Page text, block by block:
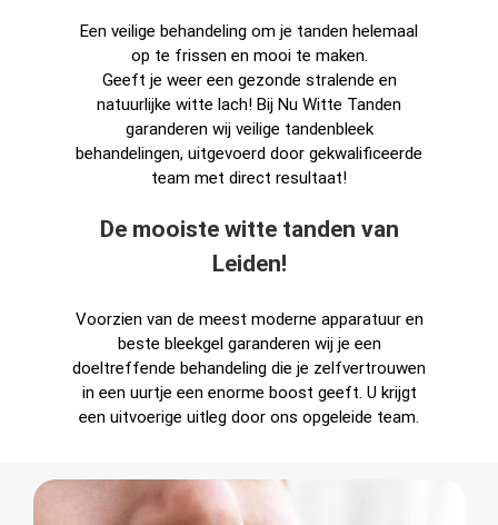
Een veilige behandeling om je tanden helemaal
op te frissen en mooi te maken.
Geeft je weer een gezonde stralende en
natuurlijke witte lach! Bij Nu Witte Tanden
garanderen wij veilige tandenbleek
behandelingen, uitgevoerd door gekwalificeerde
team met direct resultaat!
De mooiste witte tanden van
Leiden!
Voorzien van de meest moderne apparatuur en
beste bleekgel garanderen wij je een
doeltreffende behandeling die je zelfvertrouwen
in een uurtje een enorme boost geeft. U krijgt
een uitvoerige uitleg door ons opgeleide team.